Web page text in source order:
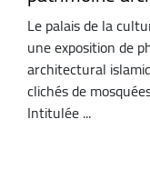
Le palais de la
une exposition de
architectural
clichés de
Intitulée ...